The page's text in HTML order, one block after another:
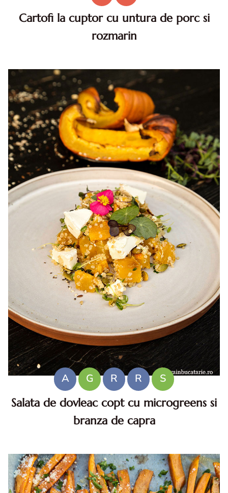
Cartofi la cuptor cu untura de porc si
rozmarin
untura de porc si rozmarin diva in bucatarie
A G R R
S
Salata de dovleac copt cu microgreens si
branza de capra
copt cu microgreens si branza de capra